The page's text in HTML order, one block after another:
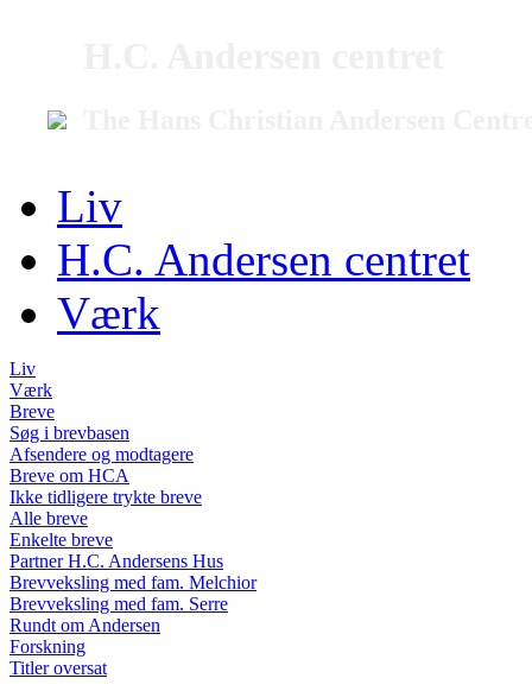
Liv
H.C. Andersen centret
Værk
Liv
Værk
Breve
Søg i brevbasen
Afsendere og modtagere
Breve om HCA
Ikke tidligere trykte breve
Alle breve
Enkelte breve
Partner H.C. Andersens Hus
Brevveksling med fam. Melchior
Brevveksling med fam. Serre
Rundt om Andersen
Forskning
Titler oversat